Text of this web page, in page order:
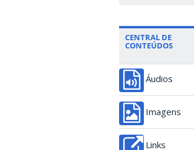
CENTRAL DE
CONTEÚDOS
Áudios
Imagens
Links